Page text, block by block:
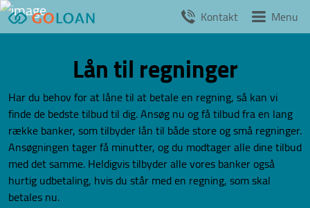
Videre
til
Kontakt Menu
Lån til regninger
Har du behov for at låne til at betale en regning, så kan vi
finde de bedste tilbud til dig. Ansøg nu og få tilbud fra en lang
række banker, som tilbyder lån til både store og små regninger.
Ansøgningen tager få minutter, og du modtager alle dine tilbud
med det samme. Heldigvis tilbyder alle vores banker også
hurtig udbetaling, hvis du står med en regning, som skal
betales nu.